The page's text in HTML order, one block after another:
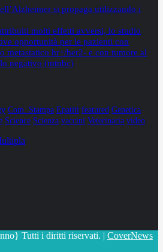
si propaga utilizzando i
molti effetti avversi, lo studio
opportunità per le pazienti con
metastatico hr+/her2- e con tumore al
negativo (mtnbc)
Com. Stampa Epatiti featured Genetica
Science Scienza vaccini Veterinaria video
Tutti i diritti riservati. | CoverNews